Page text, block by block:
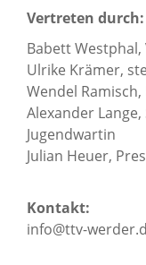
Vertreten durch:
Babett
Ulrike Krämer,
Wendel
Alexander
Jugendwartin
Julian Heuer,
Kontakt:
info@ttv-